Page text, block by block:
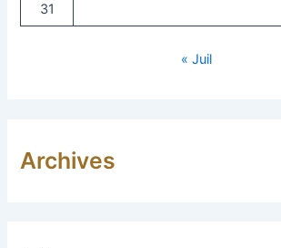
31
« Juil
Archives